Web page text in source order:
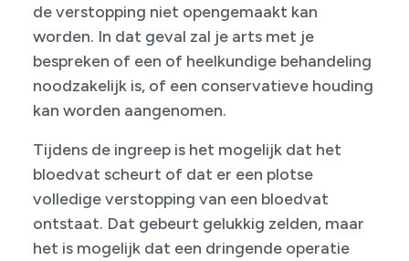
de verstopping niet opengemaakt kan
worden. In dat geval zal je arts met je
bespreken of een of heelkundige behan­deling
noodzakelijk is, of een conservatieve houding
kan worden aangenomen.
Tijdens de ingreep is het mogelijk dat het
bloedvat scheurt of dat er een plotse
volledige verstopping van een bloedvat
ontstaat. Dat gebeurt gelukkig zelden, maar
het is mogelijk dat een dringende ope­ratie